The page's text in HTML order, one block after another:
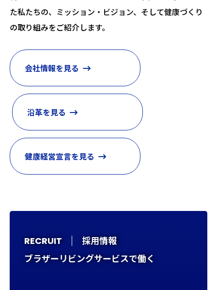
た私たちの、ミッション・ビジョン、そして健康づくり
の取り組みをご紹介します。
会社情報を見る
沿革を見る
健康経営宣言を見る
RECRUIT
採用情報
ブラザーリビングサービスで働く